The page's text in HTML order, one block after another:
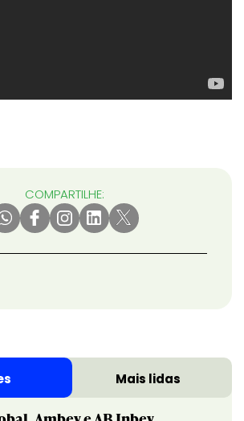
COMPARTILHE:
Mais lidas